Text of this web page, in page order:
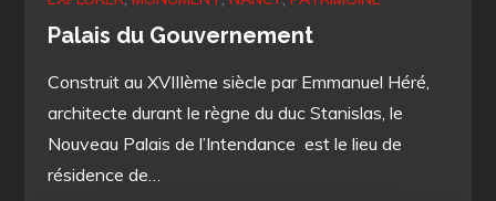
Palais du Gouvernement
Construit au XVIIIème siècle par Emmanuel Héré,
architecte durant le règne du duc Stanislas, le
Nouveau Palais de l’Intendance est le lieu de
résidence de…